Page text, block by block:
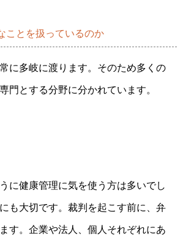
ことを扱っているのか
に多岐に渡ります。そのため多くの
門とする分野に分かれています。
に健康管理に気を使う方は多いでし
も大切です。裁判を起こす前に、弁
す。企業や法人、個人それぞれにあ